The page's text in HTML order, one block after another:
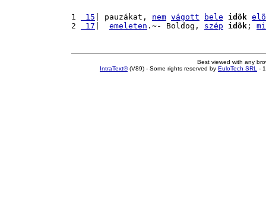
1 15 | pauzákat, nem vágott bele idõk
2
17 emeleten .~- Boldog, szép idõk ; mi
Best viewed with any
IntraText®(V89) - Some rights reserved by EuloTech SRL -